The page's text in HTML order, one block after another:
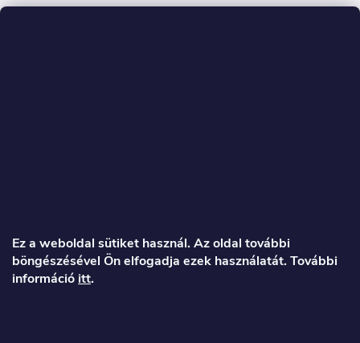
Ez a weboldal sütiket használ. Az oldal további
böngészésével Ön elfogadja ezek használatát. További
információ itt.
á
b